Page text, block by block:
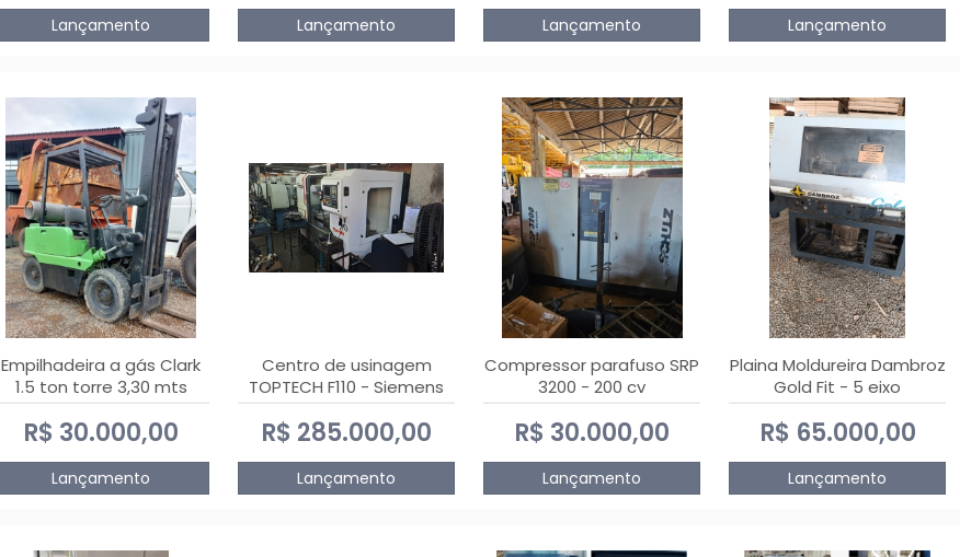
Lançamento Lançamento Lançamento Lançamento
Empilhadeira a gás Clark
1.5 ton torre 3,30 mts
R$ 30.000,00
Lançamento
Centro de usinagem
TOPTECH F110 - Siemens
808D Advanced
R$ 285.000,00
Lançamento
Compressor parafuso SRP
3200 - 200 cv
R$ 30.000,00
Lançamento
Plaina Moldureira Dambroz
Gold Fit - 5 eixo
R$ 65.000,00
Lançamento